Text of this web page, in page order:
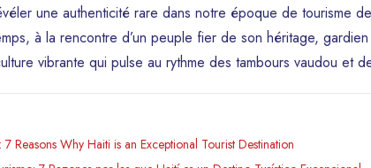
une authenticité rare dans notre époque de tourisme de
à la rencontre d’un peuple fier de son héritage,
vibrante qui pulse au rythme des tambours vaudou et
Reasons Why Haiti is an Exceptional Tourist Destination